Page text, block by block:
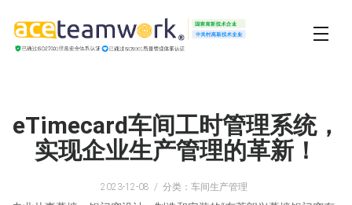
eTimecard车间工时管理系统，
实现企业生产管理的革新！
2023-12-08 分类：车间生产管理